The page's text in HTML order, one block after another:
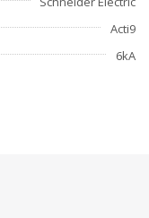
Acti9
6kA